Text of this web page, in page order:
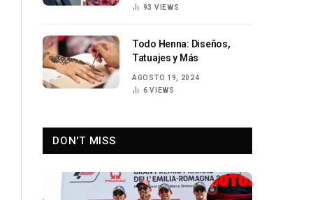
93 VIEWS
Todo Henna: Diseños,
Tatuajes y Más
AGOSTO 19, 2024
6VIEWS
DON'T MISS